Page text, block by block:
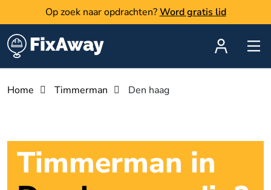
Op zoek naar opdrachten? Word gratis lid
Home Timmerman Den haag
Timmerman in